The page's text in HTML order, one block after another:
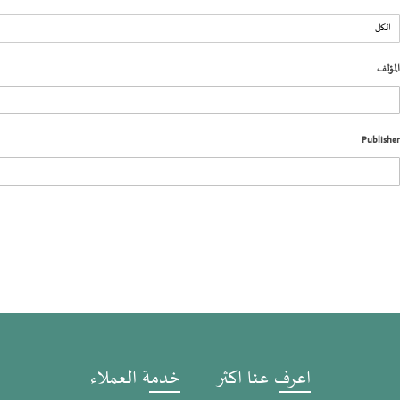
المؤلف
Publisher
اعرف عنا اكثر خدمة العملاء